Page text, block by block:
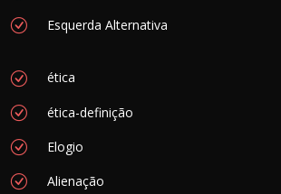
Esquerda Alternativa
ética
ética-definição
Elogio
Alienação